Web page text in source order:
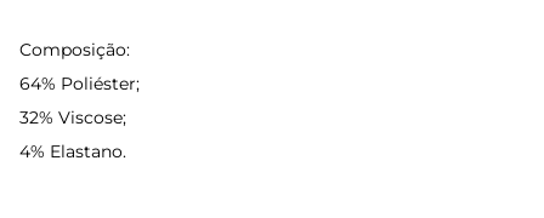
Composição:
64% Poliéster;
32% Viscose;
4% Elastano.